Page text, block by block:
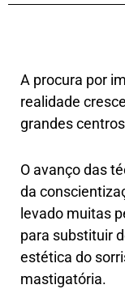
A procura por
realidade
grandes
O avanço das
da
levado muitas
para substituir
estética do
mastigatória.